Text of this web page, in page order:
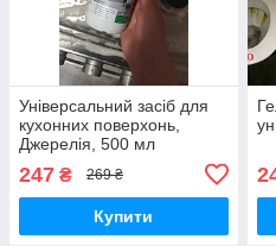
Універсальний засіб для
кухонних поверхонь,
Джерелія, 500 мл
247 ₴ 269 ₴
Купити